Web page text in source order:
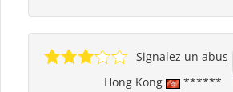
Hong Kong ******
Signalez un abus